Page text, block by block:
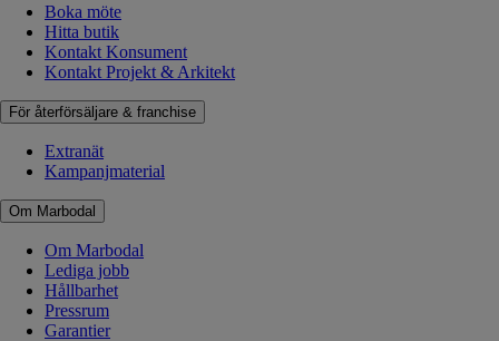
Boka möte
Hitta butik
Kontakt Konsument
Kontakt Projekt & Arkitekt
För återförsäljare & franchise
Extranät
Kampanjmaterial
Om Marbodal
Om Marbodal
Lediga jobb
Hållbarhet
Pressrum
Garantier